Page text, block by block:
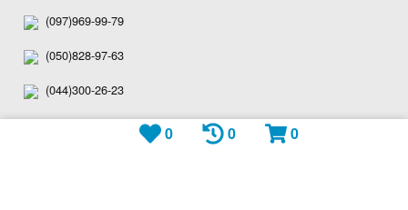
(097)969-99-79
(050)828-97-63
(044)300-26-23
Viber: +3809796999790 0 0